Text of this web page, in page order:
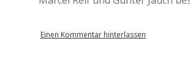
Einen Kommentar hinterlassen